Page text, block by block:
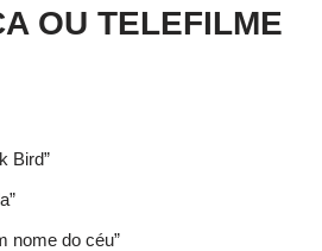
OU TELEFILME
Bird”
nome do céu”